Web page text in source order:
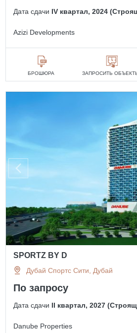
Дата сдачи IV квартал, 2024
Azizi Developments
БРОШЮРА ЗАПРОСИТЬ
SPORTZ BY D
Дубай Спортс Сити, Дубай
По запросу
Дата сдачи II квартал, 2027
Danube Properties